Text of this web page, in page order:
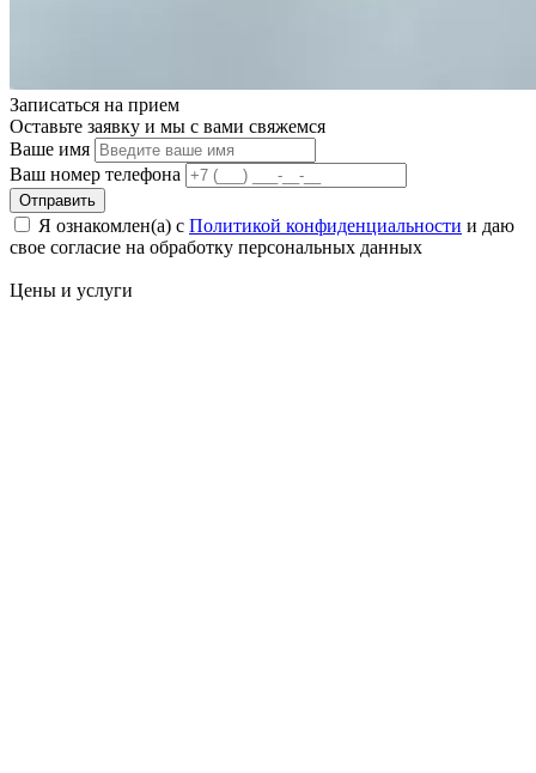
Записаться на прием
Оставьте заявку и мы с вами свяжемся
Ваше имя
Ваш номер телефона
Отправить
Я ознакомлен(а) с Политикой конфиденциальности и даю
свое cогласие на обработку персональных данных
Цены и услуги